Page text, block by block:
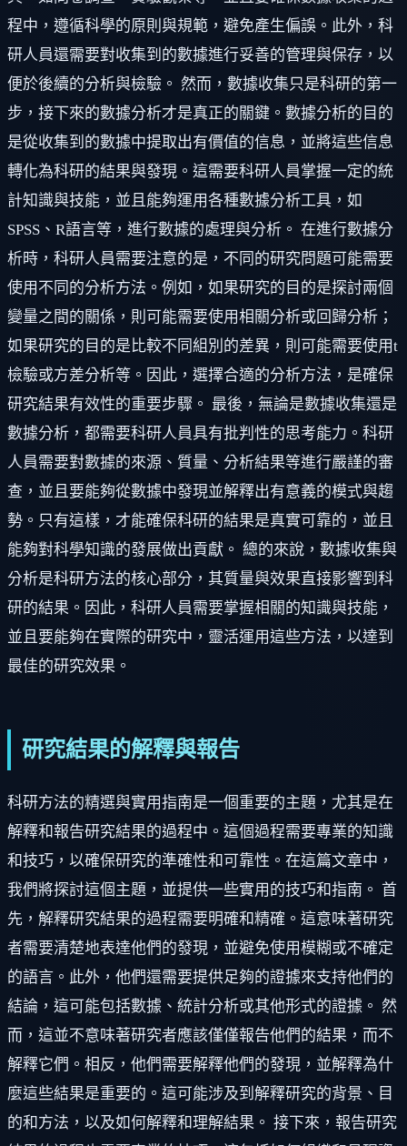
程中，遵循科學的原則與規範，避免產生偏誤。此外，科
研人員還需要對收集到的數據進行妥善的管理與保存，以
便於後續的分析與檢驗。 然而，數據收集只是科研的第一
步，接下來的數據分析才是真正的關鍵。數據分析的目的
是從收集到的數據中提取出有價值的信息，並將這些信息
轉化為科研的結果與發現。這需要科研人員掌握一定的統
計知識與技能，並且能夠運用各種數據分析工具，如
SPSS、R語言等，進行數據的處理與分析。 在進行數據分
析時，科研人員需要注意的是，不同的研究問題可能需要
使用不同的分析方法。例如，如果研究的目的是探討兩個
變量之間的關係，則可能需要使用相關分析或回歸分析；
如果研究的目的是比較不同組別的差異，則可能需要使用t
檢驗或方差分析等。因此，選擇合適的分析方法，是確保
研究結果有效性的重要步驟。 最後，無論是數據收集還是
數據分析，都需要科研人員具有批判性的思考能力。科研
人員需要對數據的來源、質量、分析結果等進行嚴謹的審
查，並且要能夠從數據中發現並解釋出有意義的模式與趨
勢。只有這樣，才能確保科研的結果是真實可靠的，並且
能夠對科學知識的發展做出貢獻。 總的來說，數據收集與
分析是科研方法的核心部分，其質量與效果直接影響到科
研的結果。因此，科研人員需要掌握相關的知識與技能，
並且要能夠在實際的研究中，靈活運用這些方法，以達到
最佳的研究效果。
研究結果的解釋與報告
科研方法的精選與實用指南是一個重要的主題，尤其是在
解釋和報告研究結果的過程中。這個過程需要專業的知識
和技巧，以確保研究的準確性和可靠性。在這篇文章中，
我們將探討這個主題，並提供一些實用的技巧和指南。 首
先，解釋研究結果的過程需要明確和精確。這意味著研究
者需要清楚地表達他們的發現，並避免使用模糊或不確定
的語言。此外，他們還需要提供足夠的證據來支持他們的
結論，這可能包括數據、統計分析或其他形式的證據。 然
而，這並不意味著研究者應該僅僅報告他們的結果，而不
解釋它們。相反，他們需要解釋他們的發現，並解釋為什
麼這些結果是重要的。這可能涉及到解釋研究的背景、目
的和方法，以及如何解釋和理解結果。 接下來，報告研究